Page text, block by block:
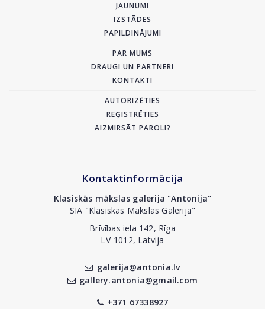
JAUNUMI
IZSTĀDES
PAPILDINĀJUMI
PAR MUMS
DRAUGI UN PARTNERI
KONTAKTI
AUTORIZĒTIES
REĢISTRĒTIES
AIZMIRSĀT PAROLI?
Kontaktinformācija
Klasiskās mākslas galerija "Antonija"
SIA "Klasiskās Mākslas Galerija"
Brīvības iela 142, Rīga
LV-1012, Latvija
galerija@antonia.lv
gallery.antonia@gmail.com
+371 67338927